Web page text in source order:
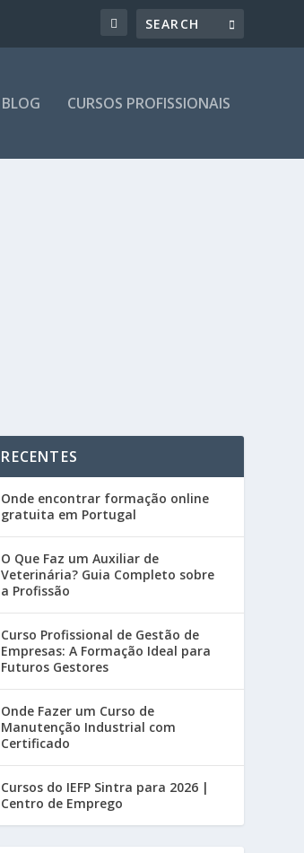
BLOG CURSOS PROFISSIONAIS
RECENTES
Onde encontrar formação online
gratuita em Portugal
O Que Faz um Auxiliar de
Veterinária? Guia Completo sobre
a Profissão
Curso Profissional de Gestão de
Empresas: A Formação Ideal para
Futuros Gestores
Onde Fazer um Curso de
Manutenção Industrial com
Certificado
Cursos do IEFP Sintra para 2026 |
Centro de Emprego